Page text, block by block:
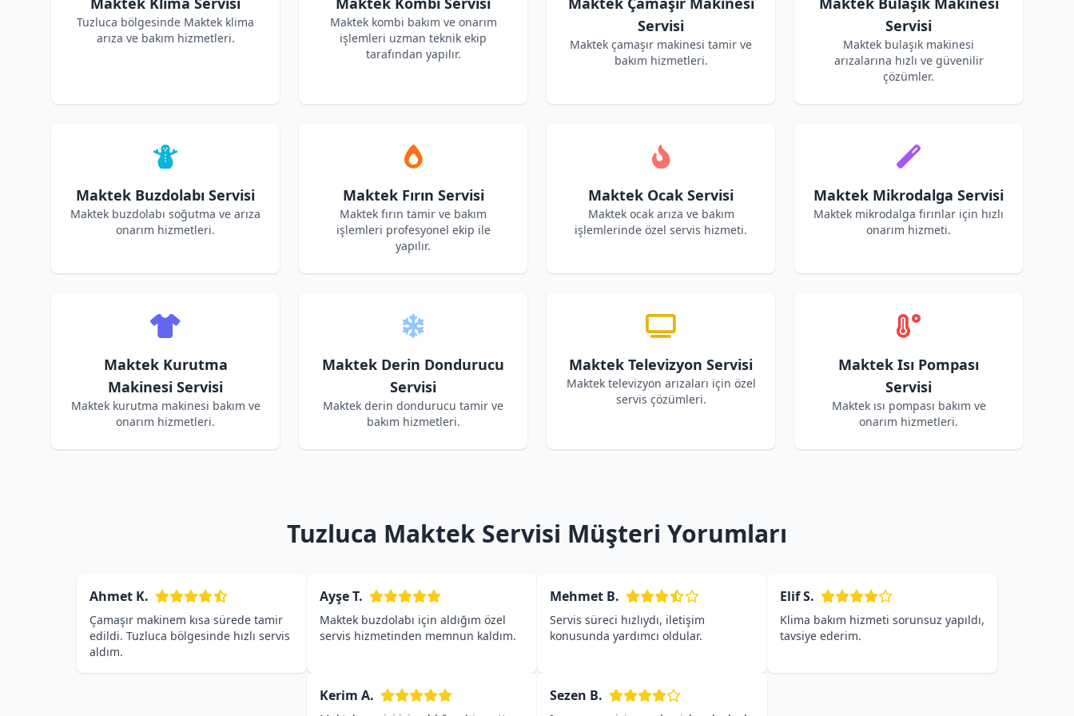
Tuzluca bölgesinde Maktek klima
arıza ve bakım hizmetleri.
Maktek kombi bakım ve onarım
işlemleri uzman teknik ekip
tarafından yapılır.
Servisi
Maktek çamaşır makinesi tamir ve
bakım hizmetleri.
Servisi
Maktek bulaşık makinesi
arızalarına hızlı ve güvenilir
çözümler.
Maktek Buzdolabı Servisi
Maktek buzdolabı soğutma ve arıza
onarım hizmetleri.
Maktek Fırın Servisi
Maktek fırın tamir ve bakım
işlemleri profesyonel ekip ile
yapılır.
Maktek Ocak Servisi
Maktek ocak arıza ve bakım
işlemlerinde özel servis hizmeti.
Maktek Mikrodalga Servisi
Maktek mikrodalga fırınlar için hızlı
onarım hizmeti.
Maktek Kurutma
Makinesi Servisi
Maktek kurutma makinesi bakım ve
onarım hizmetleri.
Maktek Derin Dondurucu
Servisi
Maktek derin dondurucu tamir ve
bakım hizmetleri.
Maktek Televizyon Servisi
Maktek televizyon arızaları için özel
servis çözümleri.
Maktek Isı Pompası
Servisi
Maktek ısı pompası bakım ve
onarım hizmetleri.
Tuzluca Maktek Servisi Müşteri Yorumları
Ahmet K.
Çamaşır makinem kısa sürede tamir
edildi. Tuzluca bölgesinde hızlı servis
aldım.
Ayşe T.
Maktek buzdolabı için aldığım özel
servis hizmetinden memnun kaldım.
Mehmet B.
Servis süreci hızlıydı, iletişim
konusunda yardımcı oldular.
Elif S.
Klima bakım hizmeti sorunsuz yapıldı,
tavsiye ederim.
Kerim A. Sezen B.